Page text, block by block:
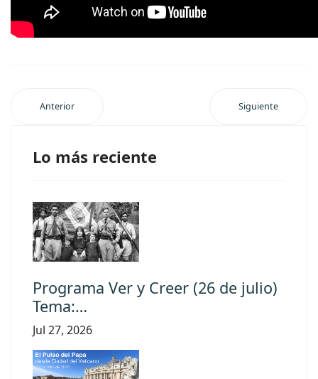
Anterior Siguiente
Lo más reciente
Programa Ver y Creer (26 de julio)
Tema:…
Jul 27, 2026